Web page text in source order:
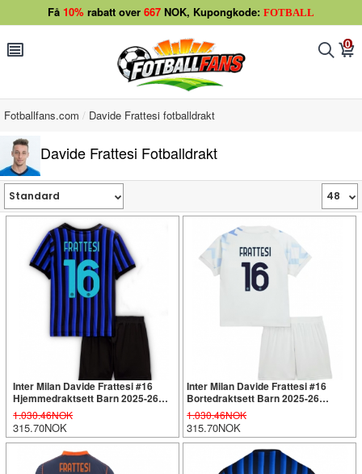
Få 10% rabatt over 667 NOK, Kupongkode: FOTBALL
󰂩 󰂨 0
󰃦
Fotballfans.com Davide Frattesi fotballdrakt
Davide Frattesi Fotballdrakt
Inter Milan Davide Frattesi #16
Hjemmedraktsett Barn 2025-26
Kortermet (+ Korte bukser)
1.030.46NOK
315.70NOK
Inter Milan Davide Frattesi #16
Bortedraktsett Barn 2025-26
Kortermet (+ Korte bukser)
1.030.46NOK
315.70NOK